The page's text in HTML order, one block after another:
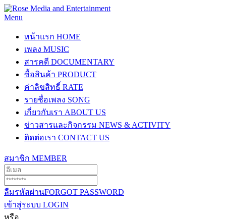
Menu
หน้าแรก HOME
เพลง MUSIC
สารคดี DOCUMENTARY
ซื้อสินค้า PRODUCT
ค่าลิขสิทธิ์ RATE
รายชื่อเพลง SONG
เกี่ยวกับเรา ABOUT US
ข่าวสารและกิจกรรม NEWS & ACTIVITY
ติดต่อเรา CONTACT US
สมาชิก MEMBER
ลืมรหัสผ่านFORGOT PASSWORD
เข้าสู่ระบบ LOGIN
หรือ